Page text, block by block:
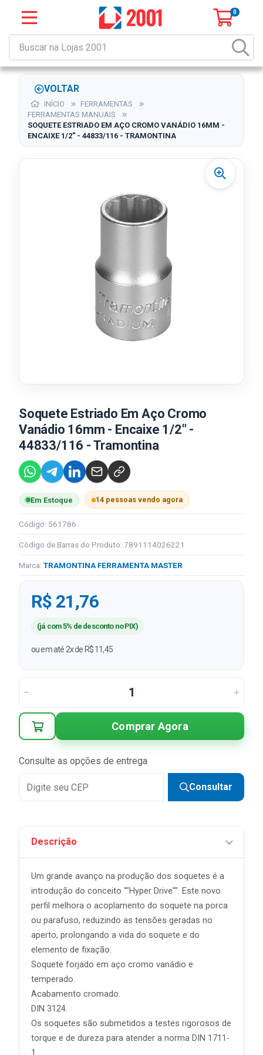
0
VOLTAR
INÍCIO
FERRAMENTAS
FERRAMENTAS MANUAIS
SOQUETE ESTRIADO EM AÇO CROMO VANÁDIO 16MM -
ENCAIXE 1/2" - 44833/116 - TRAMONTINA
Soquete Estriado Em Aço Cromo
Vanádio 16mm - Encaixe 1/2" -
44833/116 - Tramontina
Em Estoque 14 pessoas vendo agora
Código: 561786
Código de Barras do Produto: 7891114026221
Marca: TRAMONTINA FERRAMENTA MASTER
R$ 21,76
(já com 5% de desconto no PIX)
ou em até 2x de R$ 11,45
Comprar Agora
Consulte as opções de entrega
Consultar
Descrição
Um grande avanço na produção dos soquetes é a
introdução do conceito ""Hyper Drive"". Este novo
perfil melhora o acoplamento do soquete na porca
ou parafuso, reduzindo as tensões geradas no
aperto, prolongando a vida do soquete e do
elemento de fixação.
Soquete forjado em aço cromo vanádio e
temperado.
Acabamento cromado.
DIN 3124.
Os soquetes são submetidos a testes rigorosos de
torque e de dureza para atender a norma DIN 1711-
1.